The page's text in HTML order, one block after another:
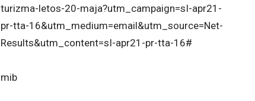
turizma-letos-20-maja?utm_campaign=sI-apr21-
pr-tta-16&utm_medium=email&utm_source=Net-
Results&utm_content=sI-apr21-pr-tta-16#
mib